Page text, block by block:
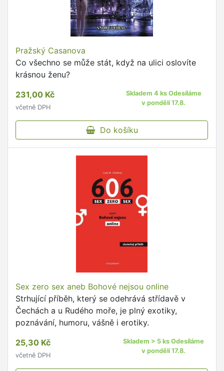
Pražský Casanova
Co všechno se může stát, když na ulici oslovíte
krásnou ženu?
231,00 Kč
včetně DPH
Skladem 4 ks Odesíláme
v pondělí 17.8.
Do košíku
Sex zero sex aneb Bohové nejsou online
Strhující příběh, který se odehrává střídavě v
Čechách a u Rudého moře, je plný exotiky,
poznávání, humoru, vášně i erotiky.
25,30 Kč
včetně DPH
Skladem > 5 ks Odesíláme
v pondělí 17.8.